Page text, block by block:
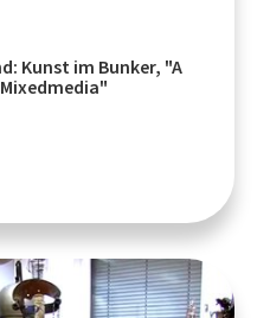
Kunst im Bunker, "A